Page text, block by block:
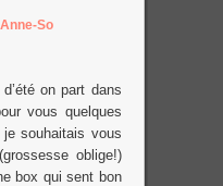
Anne-So
on part dans
vous quelques
je souhaitais vous
oblige!)
box qui sent bon